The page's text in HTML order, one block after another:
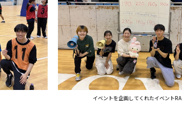
イベントを企画してくれたイベントRA